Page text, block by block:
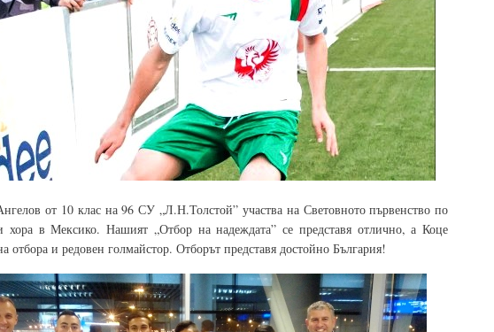
от 10 клас на 96 СУ „Л.Н.Толстой” участва на Световното първенство по
хора в Мексико. Нашият „Отбор на надеждата” се представя отлично, а Коце
отбора и редовен голмайстор. Отборът представя достойно България!